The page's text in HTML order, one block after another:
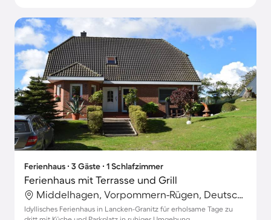
Ferienhaus ∙ 3 Gäste ∙ 1 Schlafzimmer
Ferienhaus mit Terrasse und Grill
Middelhagen, Vorpommern-Rügen, Deutschland
Idyllisches Ferienhaus in Lancken-Granitz für erholsame Tage zu